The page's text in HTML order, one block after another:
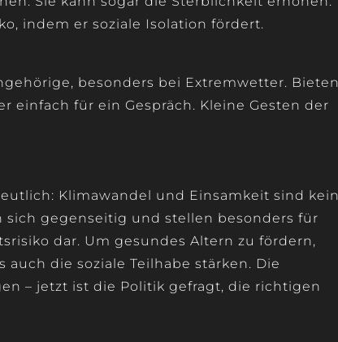
indem er soziale Isolation fördert.
besonders bei Extremwetter.
einfach für ein Gespräch. Kleine Gesten der
Klimawandel und Einsamkeit sind
gegenseitig und stellen besonders für
dar. Um gesundes Altern zu fördern,
die soziale Teilhabe stärken. Die
– jetzt ist die Politik gefragt, die richtigen